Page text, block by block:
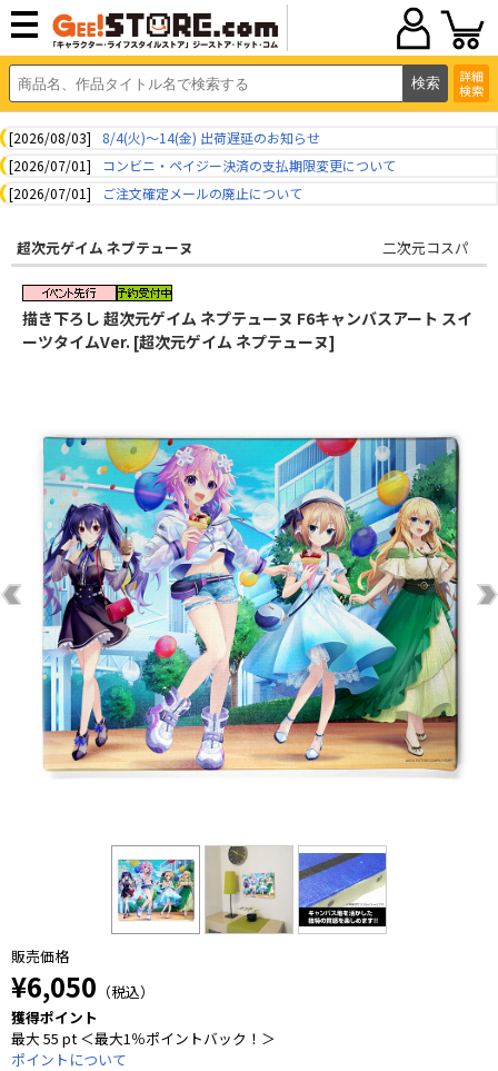
詳細
検索
[2026/08/03]
8/4(火)～14(金) 出荷遅延のお知らせ
[2026/07/01]
コンビニ・ペイジー決済の支払期限変更について
[2026/07/01]
ご注文確定メールの廃止について
超次元ゲイム ネプテューヌ 二次元コスパ
描き下ろし 超次元ゲイム ネプテューヌ F6キャンバスアート スイ
ーツタイムVer. [超次元ゲイム ネプテューヌ]
販売価格
¥6,050 （税込）
獲得ポイント
最大 55 pt ＜最大1％ポイントバック！＞
ポイントについて